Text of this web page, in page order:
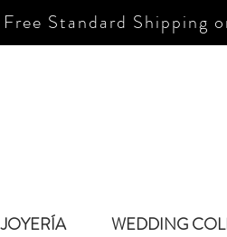
Free Standard Shipping
JOYERÍA WEDDING